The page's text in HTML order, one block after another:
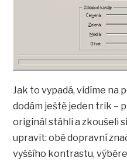
Jak to vypadá, vidíme na
dodám ještě jeden trik –
originál stáhli a zkoušeli
upravit: obě dopravní
vyššího kontrastu,